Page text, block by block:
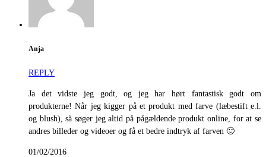
Anja
REPLY
Ja det vidste jeg godt, og jeg har hørt fantastisk godt om
produkterne! Når jeg kigger på et produkt med farve (læbestift e.l.
og blush), så søger jeg altid på pågældende produkt online, for at se
andres billeder og videoer og få et bedre indtryk af farven 🙂
01/02/2016